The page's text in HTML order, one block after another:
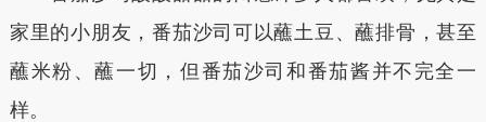
家里的小朋友，番茄沙司可以蘸土豆、蘸排骨，甚至
蘸米粉、蘸一切，但番茄沙司和番茄酱并不完全一
样。